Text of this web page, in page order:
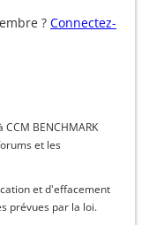
? Connectez-
BENCHMARK
et les
et d'effacement
prévues par la loi.